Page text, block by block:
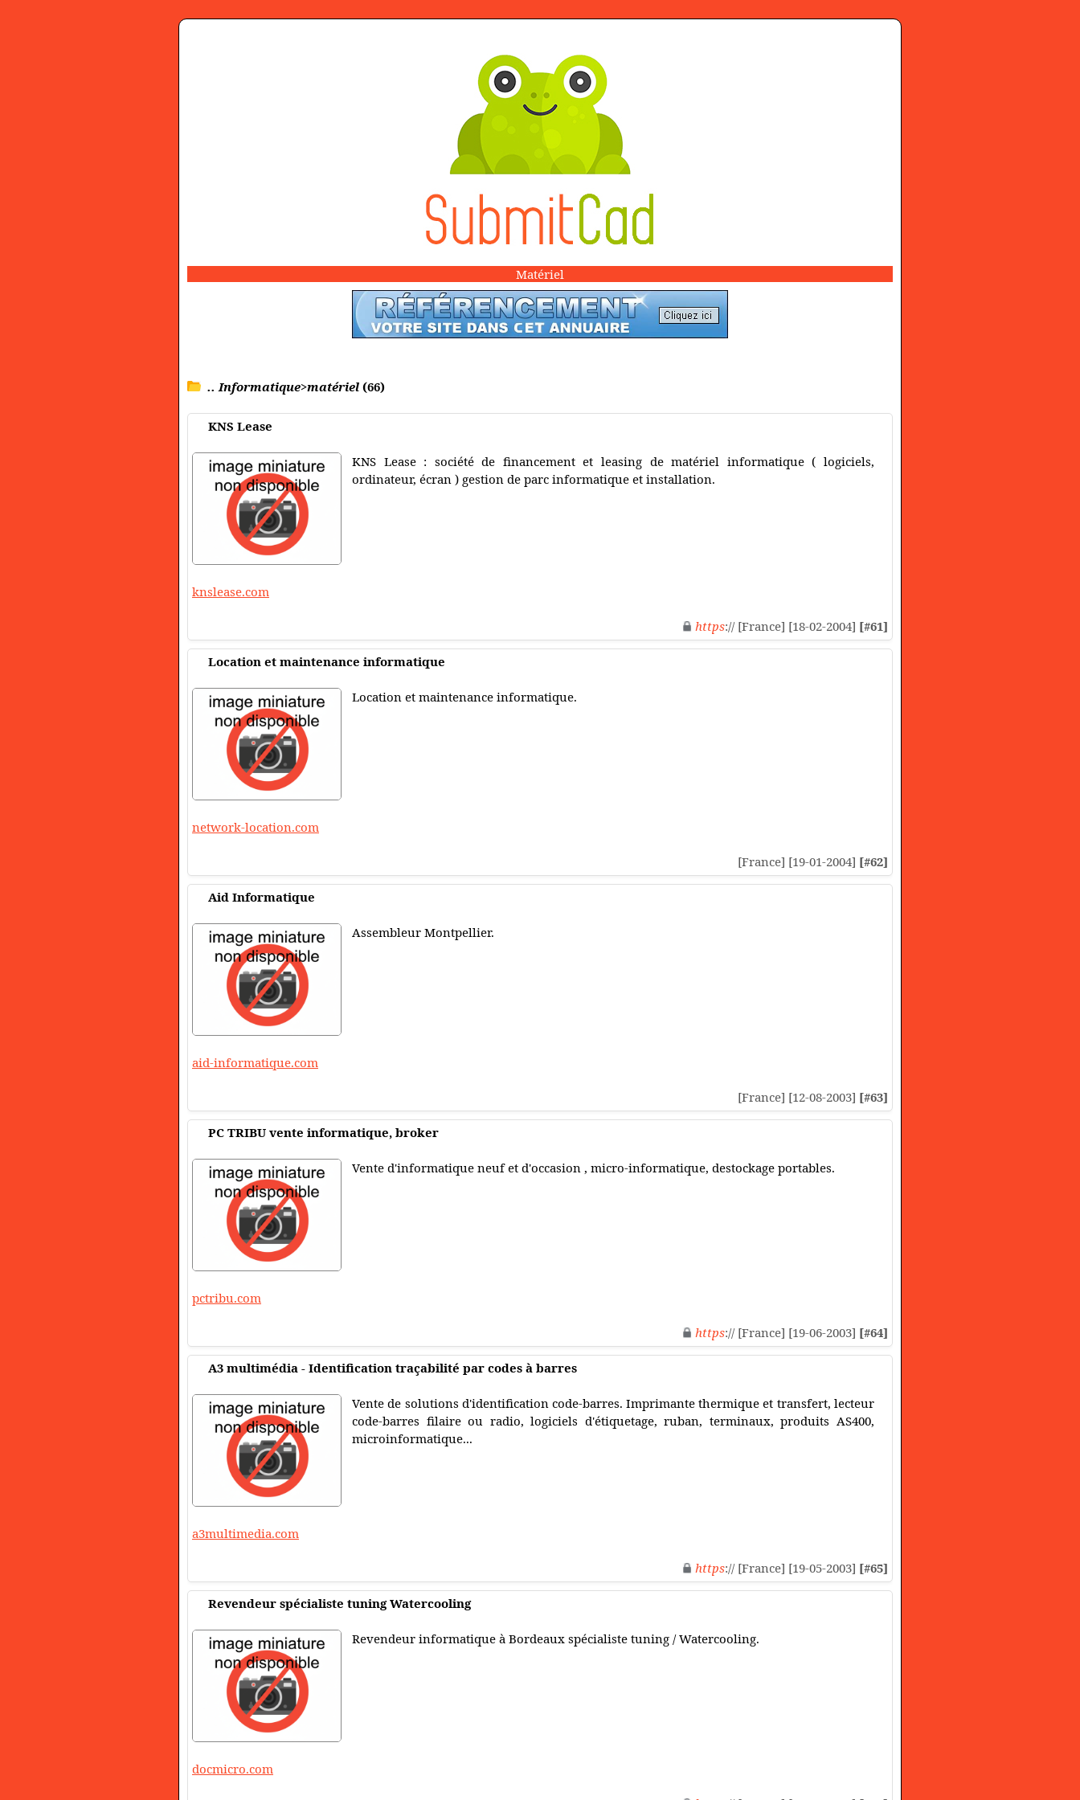
Matériel
.. Informatique>matériel (66)
KNS Lease
KNS Lease : société de financement et leasing de matériel informatique ( logiciels,
ordinateur, écran ) gestion de parc informatique et installation.
knslease.com
https:// [France] [18-02-2004] [#61]
Location et maintenance informatique
Location et maintenance informatique.
network-location.com
[France] [19-01-2004] [#62]
Aid Informatique
Assembleur Montpellier.
aid-informatique.com
[France] [12-08-2003] [#63]
PC TRIBU vente informatique, broker
Vente d'informatique neuf et d'occasion , micro-informatique, destockage portables.
pctribu.com
https:// [France] [19-06-2003] [#64]
A3 multimédia - Identification traçabilité par codes à barres
Vente de solutions d'identification code-barres. Imprimante thermique et transfert, lecteur
code-barres filaire ou radio, logiciels d'étiquetage, ruban, terminaux, produits AS400,
microinformatique...
a3multimedia.com
https:// [France] [19-05-2003] [#65]
Revendeur spécialiste tuning Watercooling
Revendeur informatique à Bordeaux spécialiste tuning / Watercooling.
docmicro.com